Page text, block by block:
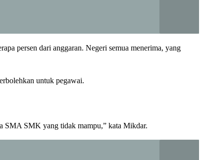
persen dari anggaran. Negeri semua menerima, yang
untuk pegawai.
SMA SMK yang tidak mampu,” kata Mikdar.